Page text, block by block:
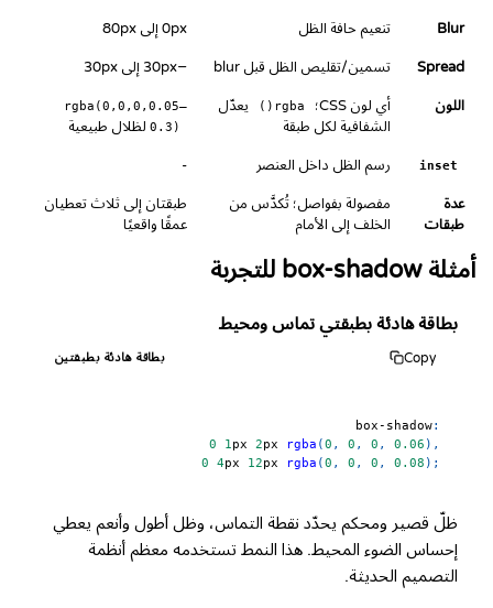
Blur تنعيم حافة الظل 0px إلى 80px
Spread تسمين/تقليص الظل قبل blur −30px إلى 30px
اللون أي لون CSS؛ rgba()
يعدّل
الشفافية لكل طبقة
rgba(0,0,0,0.05–
0.3) لظلال طبيعية
inset رسم الظل داخل العنصر -
عدة
طبقات
مفصولة بفواصل؛ تُكدَّس من
الخلف إلى الأمام
طبقتان إلى ثلاث تعطيان
عمقًا واقعيًا
أمثلة box-shadow للتجربة
بطاقة هادئة بطبقتي تماس ومحيط
بطاقة هادئة بطبقتين Copy
box-shadow:
0
1px 2px rgba (0 , 0 , 0 , 0.06 ) ,
0 4px 12px rgba (0 , 0 , 0 , 0.08 ) ;
ظلّ قصير ومحكم يحدّد نقطة التماس، وظل أطول وأنعم يعطي
إحساس الضوء المحيط. هذا النمط تستخدمه معظم أنظمة
التصميم الحديثة.